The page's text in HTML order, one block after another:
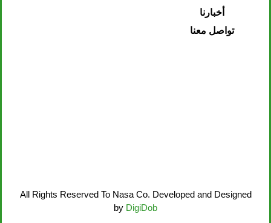
أخبارنا
تواصل معنا
All Rights Reserved To Nasa Co. Developed and Designed
by DigiDob